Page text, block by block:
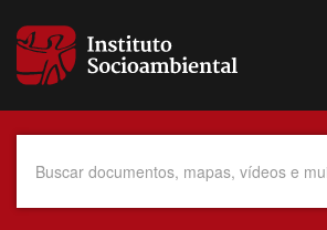
para
conteúdo